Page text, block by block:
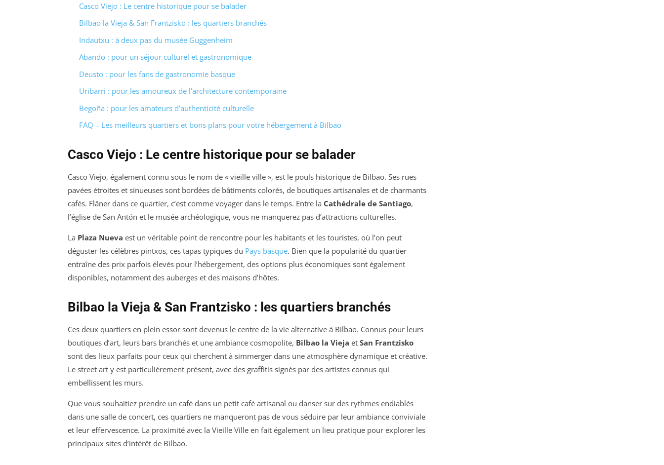
Casco Viejo : Le centre historique pour se balader
Bilbao la Vieja & San Frantzisko : les quartiers branchés
Indautxu : à deux pas du musée Guggenheim
Abando : pour un séjour culturel et gastronomique
Deusto : pour les fans de gastronomie basque
Uribarri : pour les amoureux de l’architecture contemporaine
Begoña : pour les amateurs d’authenticité culturelle
FAQ – Les meilleurs quartiers et bons plans pour votre hébergement à Bilbao
Casco Viejo : Le centre historique pour se balader
Casco Viejo, également connu sous le nom de « vieille ville », est le pouls historique de Bilbao. Ses rues
pavées étroites et sinueuses sont bordées de bâtiments colorés, de boutiques artisanales et de charmants
cafés. Flâner dans ce quartier, c’est comme voyager dans le temps. Entre la Cathédrale de Santiago,
l’église de San Antón et le musée archéologique, vous ne manquerez pas d’attractions culturelles.
La Plaza Nueva est un véritable point de rencontre pour les habitants et les touristes, où l’on peut
déguster les célèbres pintxos, ces tapas typiques du Pays basque. Bien que la popularité du quartier
entraîne des prix parfois élevés pour l’hébergement, des options plus économiques sont également
disponibles, notamment des auberges et des maisons d’hôtes.
Bilbao la Vieja & San Frantzisko : les quartiers branchés
Ces deux quartiers en plein essor sont devenus le centre de la vie alternative à Bilbao. Connus pour leurs
boutiques d’art, leurs bars branchés et une ambiance cosmopolite, Bilbao la Vieja et San Frantzisko
sont des lieux parfaits pour ceux qui cherchent à simmerger dans une atmosphère dynamique et créative.
Le street art y est particulièrement présent, avec des graffitis signés par des artistes connus qui
embellissent les murs.
Que vous souhaitiez prendre un café dans un petit café artisanal ou danser sur des rythmes endiablés
dans une salle de concert, ces quartiers ne manqueront pas de vous séduire par leur ambiance conviviale
et leur effervescence. La proximité avec la Vieille Ville en fait également un lieu pratique pour explorer les
principaux sites d’intérêt de Bilbao.